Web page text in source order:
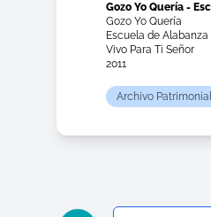
Gozo Yo Quería -
Gozo Yo Quería
Escuela de
Vivo Para Ti Señor
2011
Archivo